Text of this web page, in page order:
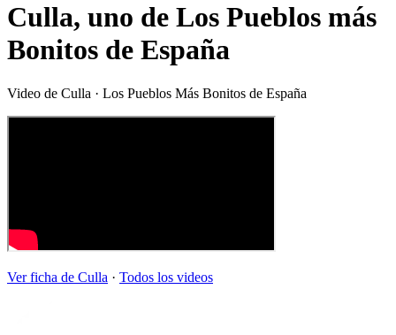
Culla, uno de Los Pueblos más
Bonitos de España
Video de Culla · Los Pueblos Más Bonitos de España
Ver ficha de Culla · Todos los videos